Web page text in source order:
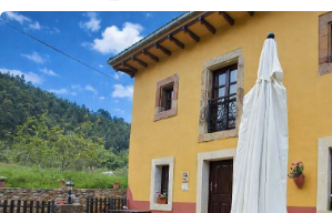
AGENDA
OFERTAS
CONTACTO